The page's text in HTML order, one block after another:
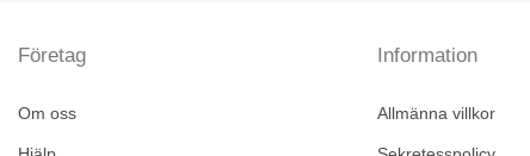
Företag
Om oss
Information
Allmänna villkor